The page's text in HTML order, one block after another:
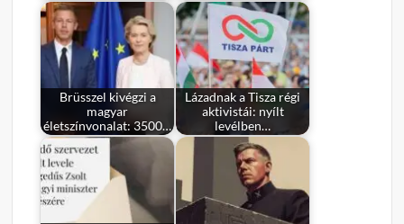
Brüsszel kivégzi a
magyar
életszínvonalat: 3500…
Lázadnak a Tisza régi
aktivistái: nyílt
levélben…